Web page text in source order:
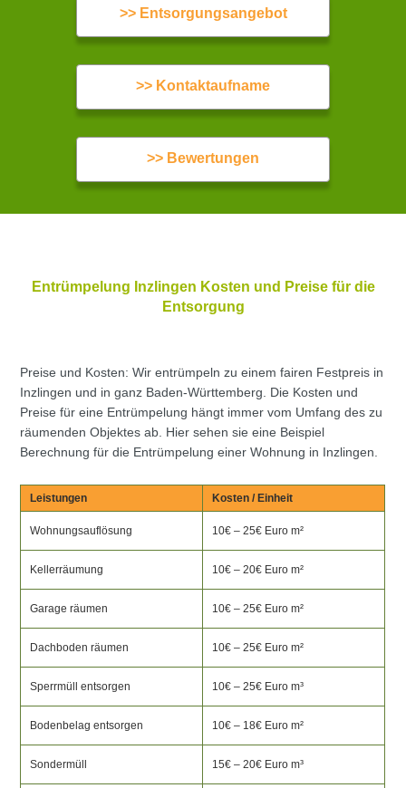
>> Entsorgungsangebot
>> Kontaktaufname
>> Bewertungen
Entrümpelung Inzlingen Kosten und Preise für die
Entsorgung
Preise und Kosten: Wir entrümpeln zu einem fairen Festpreis in
Inzlingen und in ganz Baden-Württemberg. Die Kosten und
Preise für eine Entrümpelung hängt immer vom Umfang des zu
räumenden Objektes ab. Hier sehen sie eine Beispiel
Berechnung für die Entrümpelung einer Wohnung in Inzlingen.
Leistungen Kosten / Einheit
Wohnungsauflösung 10€ – 25€ Euro m²
Kellerräumung 10€ – 20€ Euro m²
Garage räumen 10€ – 25€ Euro m²
Dachboden räumen 10€ – 25€ Euro m²
Sperrmüll entsorgen 10€ – 25€ Euro m³
Bodenbelag entsorgen 10€ – 18€ Euro m²
Sondermüll 15€ – 20€ Euro m³